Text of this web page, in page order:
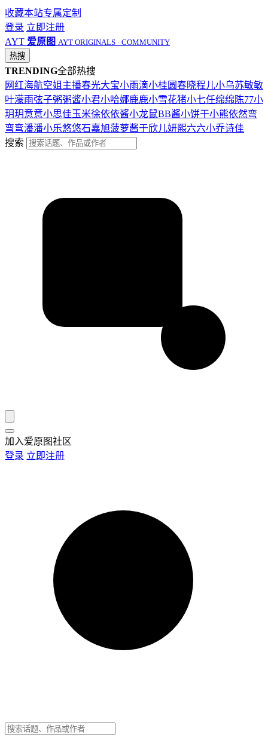
收藏本站专属定制
登录 立即注册
AYT 爱原图 AYT ORIGINALS · COMMUNITY
热搜
TRENDING全部热搜
网红海航空姐 主播春光大宝小雨滴小桂圆春晓程儿小乌苏敏敏
叶濛雨弦子粥粥酱小君小哈娜鹿鹿小雪花猪小七任绵绵 陈77小
玥玥意意小思佳玉米徐依依酱小龙鼠BB酱小饼干小熊依然弯
弯弯潘潘小乐悠悠石嘉旭菠萝酱于欣儿妍熙六六小乔诗佳
搜索
加入爱原图社区
登录 立即注册